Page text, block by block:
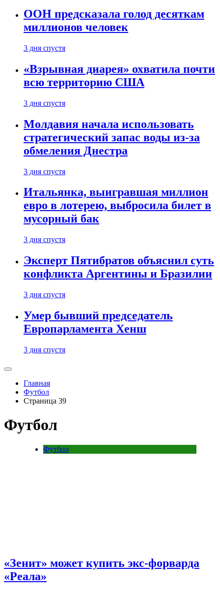
ООН предсказала голод десяткам
миллионов человек
3 дня спустя
«Взрывная диарея» охватила почти
всю территорию США
3 дня спустя
Молдавия начала использовать
стратегический запас воды из-за
обмеления Днестра
3 дня спустя
Итальянка, выигравшая миллион
евро в лотерею, выбросила билет в
мусорный бак
3 дня спустя
Эксперт Пятибратов объяснил суть
конфликта Аргентины и Бразилии
3 дня спустя
Умер бывший председатель
Европарламента Хенш
3 дня спустя
Главная
Футбол
Страница 39
Футбол
Футбол
«Зенит» может купить экс-форварда
«Реала»